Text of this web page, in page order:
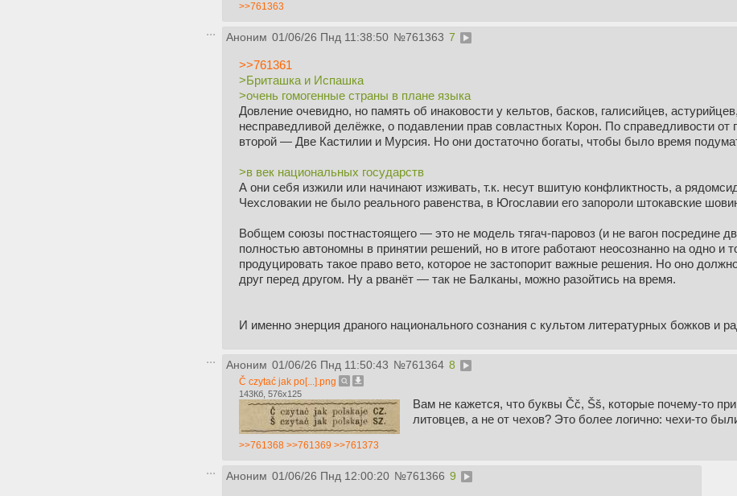
>>761363
Аноним 01/06/26 Пнд 11:38:50 №761363 7
>>761361
>Бриташка и Испашка
>очень гомогенные страны в плане языка
Довление очевидно, но память об инаковости у кельтов, басков, галисийцев,
несправедливой делёжке, о подавлении прав совластных Корон. По справедливости от
второй — Две Кастилии и Мурсия. Но они достаточно богаты, чтобы было время
>в век национальных государств
А они себя изжили или начинают изживать, т.к. несут вшитую конфликтность, а
Чехсловакии не было реального равенства, в Югославии его запороли штокавские
Вобщем союзы постнастоящего — это не модель тягач-паровоз (и не вагон посредине
полностью автономны в принятии решений, но в итоге работают неосознанно на одно
продуцировать такое право вето, которое не застопорит важные решения. Но оно
друг перед другом. Ну а рванёт — так не Балканы, можно разойтись на время.
И именно энерция драного национального сознания с культом литературных божков и
Аноним 01/06/26 Пнд 11:50:43 №761364 8
Č czytać jak po[...].png
143Кб, 576x125
Вам не кажется, что буквы Čč, Šš, которые почему-то
литовцев, а не от чехов? Это более логично: чехи-то
>>761368 >>761369 >>761373
Аноним 01/06/26 Пнд 12:00:20 №761366 9